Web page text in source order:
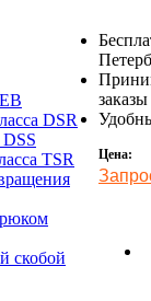
DSR
TSR
скобой
заказы
Цена: